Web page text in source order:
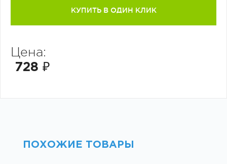
КУПИТЬ В ОДИН КЛИК
Цена:
728 ₽
ПОХОЖИЕ ТОВАРЫ